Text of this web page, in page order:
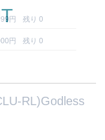
円 残り 0
円 残り 0
RL)Godless